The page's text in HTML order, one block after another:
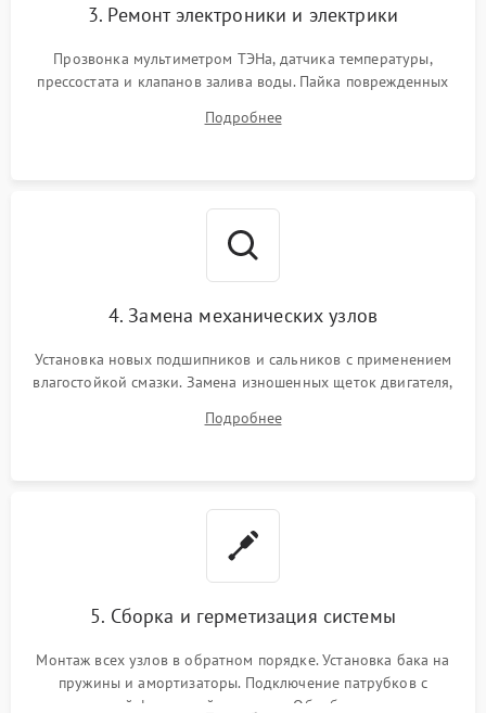
3. Ремонт электроники и электрики
Прозвонка мультиметром ТЭНа, датчика температуры,
прессостата и клапанов залива воды. Пайка поврежденных
Восстановление целостности проводки и контактов.
Подробнее
4. Замена механических узлов
Установка новых подшипников и сальников с применением
влагостойкой смазки. Замена изношенных щеток двигателя,
или поврежденной резиновой манжеты.
Подробнее
5. Сборка и герметизация системы
Монтаж всех узлов в обратном порядке. Установка бака на
пружины и амортизаторы. Подключение патрубков с
надежной фиксацией хомутами. Обработка стыков